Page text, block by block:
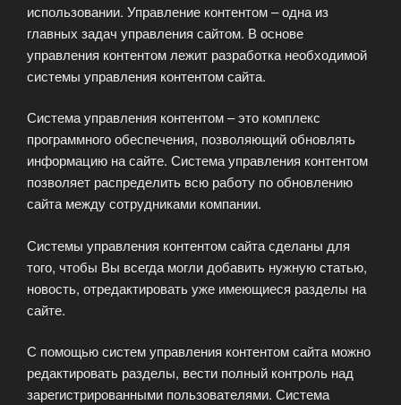
использовании. Управление контентом – одна из
главных задач управления сайтом. В основе
управления контентом лежит разработка необходимой
системы управления контентом сайта.
Система управления контентом – это комплекс
программного обеспечения, позволяющий обновлять
информацию на сайте. Система управления контентом
позволяет распределить всю работу по обновлению
сайта между сотрудниками компании.
Системы управления контентом сайта сделаны для
того, чтобы Вы всегда могли добавить нужную статью,
новость, отредактировать уже имеющиеся разделы на
сайте.
С помощью систем управления контентом сайта можно
редактировать разделы, вести полный контроль над
зарегистрированными пользователями. Система